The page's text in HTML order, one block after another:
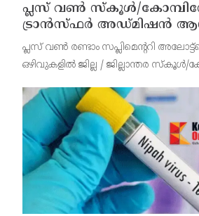
പ്ലസ് വൺ സ്‌കൂൾ/
ട്രാൻസ്ഫർ അഡ്മിഷൻ
തീയതികളിൽ
പ്ലസ് വൺ രണ്ടാം സപ്ലിമെന്ററി
ഒഴിവുകളിൽ ജില്ല / ജില്ലാന്തര സ്‌കൂൾ/
ആഗസ്റ്റ് 7 ന് വൈകിട്ട് 4 മണി വരെ